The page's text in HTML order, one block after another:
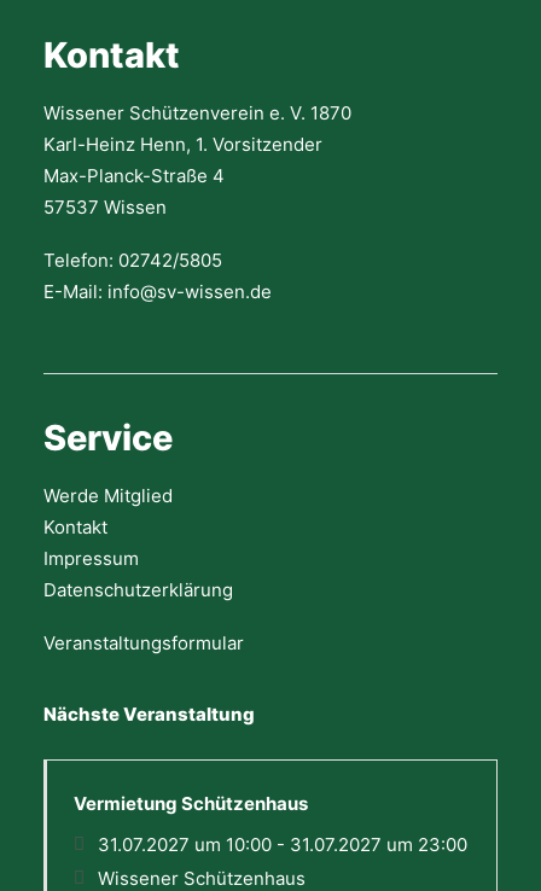
Kontakt
Wissener Schützenverein e. V. 1870
Karl-Heinz Henn, 1. Vorsitzender
Max-Planck-Straße 4
57537 Wissen
Telefon: 02742/5805
E-Mail: info@sv-wissen.de
Service
Werde Mitglied
Kontakt
Impressum
Datenschutzerklärung
Veranstaltungsformular
Nächste Veranstaltung
Vermietung Schützenhaus
31.07.2027 um 10:00 - 31.07.2027 um 23:00
Wissener Schützenhaus